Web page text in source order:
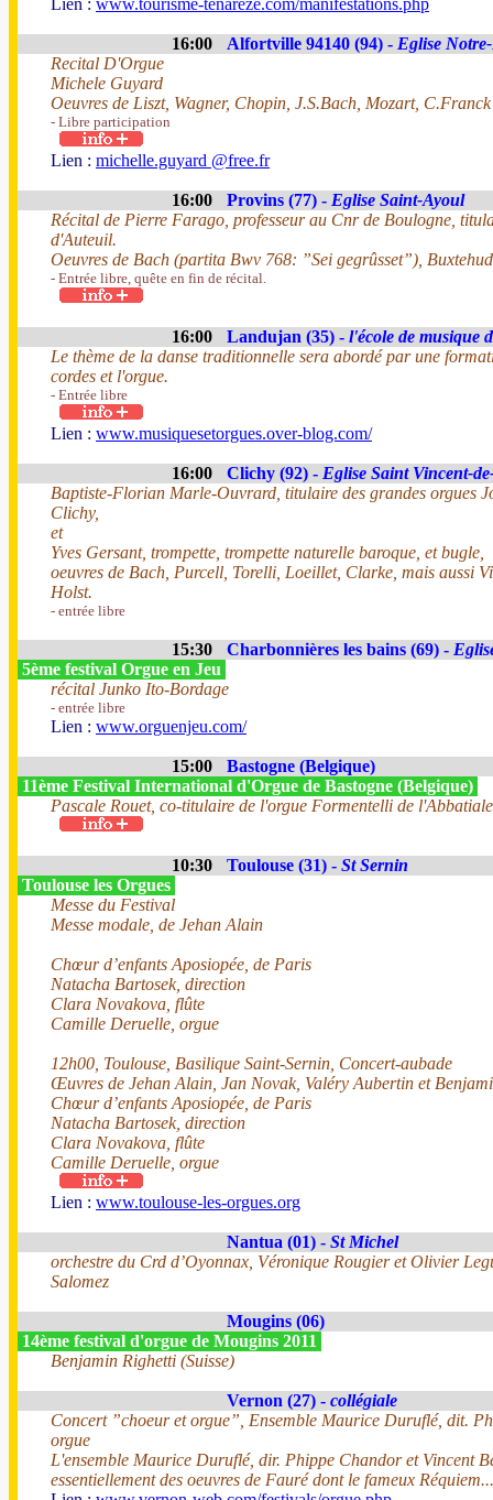
Lien : www.tourisme-tenareze.com/manifestations.php
16:00 Alfortville 94140 (94) - Eglise
Recital D'Orgue
Michele Guyard
Oeuvres de Liszt, Wagner, Chopin, J.S.Bach, Mozart, C.Franck
- Libre participation
Lien : michelle.guyard @free.fr
16:00 Provins (77) - Eglise Saint-Ayoul
Récital de Pierre Farago, professeur au Cnr de Boulogne,
d'Auteuil.
Oeuvres de Bach (partita Bwv 768: ”Sei gegrûsset”),
- Entrée libre, quête en fin de récital.
16:00 Landujan (35) - l'école de musique
Le thème de la danse traditionnelle sera abordé par une
cordes et l'orgue.
- Entrée libre
Lien : www.musiquesetorgues.over-blog.com/
16:00 Clichy (92) - Eglise Saint Vincent-
Baptiste-Florian Marle-Ouvrard, titulaire des grandes orgues
Clichy,
et
Yves Gersant, trompette, trompette naturelle baroque, et bugle,
oeuvres de Bach, Purcell, Torelli, Loeillet, Clarke, mais aussi
Holst.
- entrée libre
15:30 Charbonnières les bains (69) -
5ème festival Orgue en Jeu
récital Junko Ito-Bordage
- entrée libre
Lien : www.orguenjeu.com/
15:00
Bastogne (Belgique)
11ème Festival International d'Orgue de Bastogne (Belgique)
Pascale Rouet, co-titulaire de l'orgue Formentelli de
10:30 Toulouse (31) - St Sernin
Toulouse les Orgues
Messe du Festival
Messe modale, de Jehan Alain
Chœur d’enfants Aposiopée, de Paris
Natacha Bartosek, direction
Clara Novakova, flûte
Camille Deruelle, orgue
12h00, Toulouse, Basilique Saint-Sernin, Concert-aubade
Œuvres de Jehan Alain, Jan Novak, Valéry Aubertin et
Chœur d’enfants Aposiopée, de Paris
Natacha Bartosek, direction
Clara Novakova, flûte
Camille Deruelle, orgue
Lien : www.toulouse-les-orgues.org
Nantua (01) - St Michel
orchestre du Crd d’Oyonnax, Véronique Rougier et Olivier
Salomez
Mougins (06)
14ème festival d'orgue de Mougins 2011
Benjamin Righetti (Suisse)
Vernon (27) - collégiale
Concert ”choeur et orgue”, Ensemble Maurice Duruflé, dit.
orgue
L'ensemble Maurice Duruflé, dir. Phippe Chandor et Vincent
essentiellement des oeuvres de Fauré dont le fameux Réquiem...